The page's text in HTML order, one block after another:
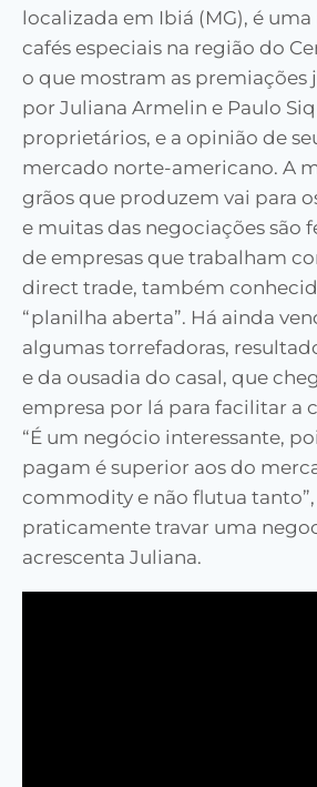
localizada em Ibiá (MG), é
cafés especiais na região do
o que mostram as premiações
por Juliana Armelin e Paulo
proprietários, e a opinião de
mercado norte-americano. A
grãos que produzem vai para
e muitas das negociações são
de empresas que trabalham
direct trade, também
“planilha aberta”. Há ainda
algumas torrefadoras,
e da ousadia do casal, que
empresa por lá para facilitar a
“É um negócio interessante,
pagam é superior aos do
commodity e não flutua tanto”,
praticamente travar uma
acrescenta Juliana.